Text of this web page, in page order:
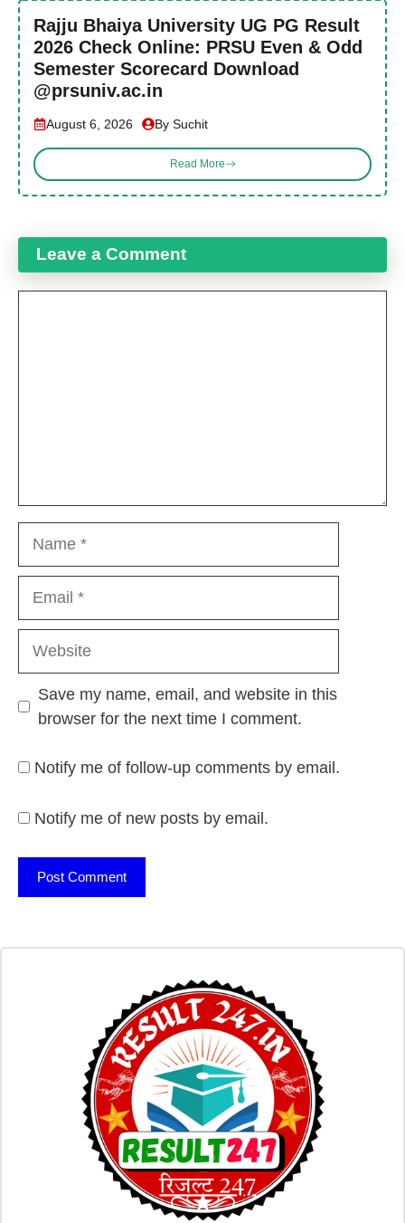
Rajju Bhaiya University UG PG Result
2026 Check Online: PRSU Even & Odd
Semester Scorecard Download
@prsuniv.ac.in
August 6, 2026 By Suchit
Read More
Leave a Comment
Save my name, email, and website in this
browser for the next time I comment.
Notify me of follow-up comments by email.
Notify me of new posts by email.